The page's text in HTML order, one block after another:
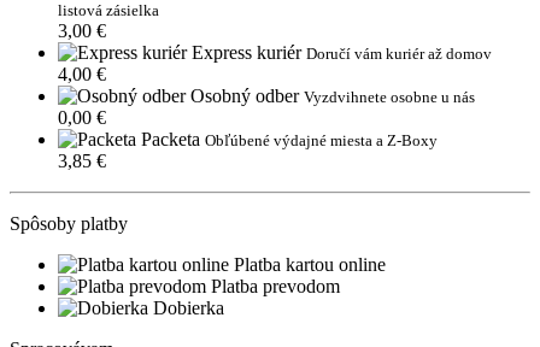
listová zásielka
3,00 €
Express kuriér Doručí vám kuriér až domov
4,00 €
Osobný odber Vyzdvihnete osobne u nás
0,00 €
Packeta Obľúbené výdajné miesta a Z-Boxy
3,85 €
Spôsoby platby
Platba kartou online
Platba prevodom
Dobierka